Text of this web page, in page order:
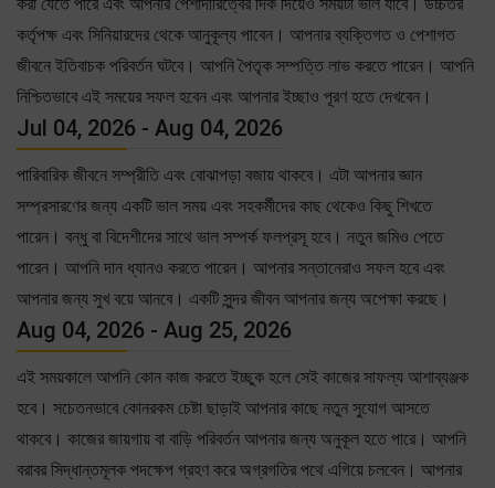
কর্তৃপক্ষ এবং সিনিয়ারদের থেকে আনুকূল্য পাবেন। আপনার ব্যক্তিগত ও পেশাগত
জীবনে ইতিবাচক পরিবর্তন ঘটবে। আপনি পৈতৃক সম্পত্তি লাভ করতে পারেন। আপনি
নিশ্চিতভাবে এই সময়ের সফল হবেন এবং আপনার ইচ্ছাও পূরণ হতে দেখবেন।
Jul 04, 2026 - Aug 04, 2026
পারিবারিক জীবনে সম্প্রীতি এবং বোঝাপড়া বজায় থাকবে। এটা আপনার জ্ঞান
সম্প্রসারণের জন্য একটি ভাল সময় এবং সহকর্মীদের কাছ থেকেও কিছু শিখতে
পারেন। বন্ধু বা বিদেশীদের সাথে ভাল সম্পর্ক ফলপ্রসূ হবে। নতুন জমিও পেতে
পারেন। আপনি দান ধ্যানও করতে পারেন। আপনার সন্তানেরাও সফল হবে এবং
আপনার জন্য সুখ বয়ে আনবে। একটি সুন্দর জীবন আপনার জন্য অপেক্ষা করছে।
Aug 04, 2026 - Aug 25, 2026
এই সময়কালে আপনি কোন কাজ করতে ইচ্ছুক হলে সেই কাজের সাফল্য আশাব্যঞ্জক
হবে। সচেতনভাবে কোনরকম চেষ্টা ছাড়াই আপনার কাছে নতুন সুযোগ আসতে
থাকবে। কাজের জায়গায় বা বাড়ি পরিবর্তন আপনার জন্য অনুকূল হতে পারে। আপনি
বরাবর সিদ্ধান্তমূলক পদক্ষেপ গ্রহণ করে অগ্রগতির পথে এগিয়ে চলবেন। আপনার